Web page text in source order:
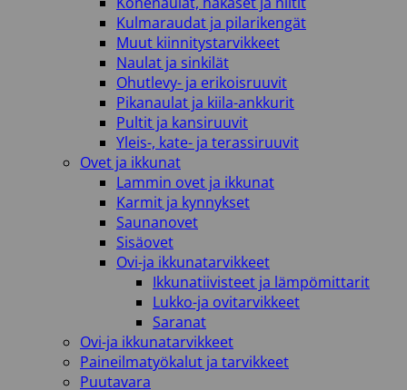
Kulmaraudat ja pilarikengät
Muut kiinnitystarvikkeet
Naulat ja sinkilät
Ohutlevy- ja erikoisruuvit
Pikanaulat ja kiila-ankkurit
Pultit ja kansiruuvit
Yleis-, kate- ja terassiruuvit
Ovet ja ikkunat
Lammin ovet ja ikkunat
Karmit ja kynnykset
Saunanovet
Sisäovet
Ovi-ja ikkunatarvikkeet
Ikkunatiivisteet ja lämpömittarit
Lukko-ja ovitarvikkeet
Saranat
Ovi-ja ikkunatarvikkeet
Paineilmatyökalut ja tarvikkeet
Puutavara